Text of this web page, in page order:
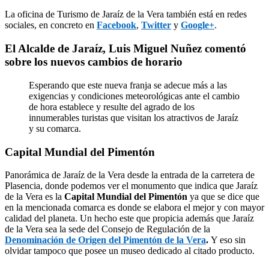
La oficina de Turismo de Jaraíz de la Vera también está en redes
sociales, en concreto en Facebook, Twitter y Google+.
El Alcalde de Jaraíz, Luis Miguel Nuñez comentó
sobre los nuevos cambios de horario
Esperando que este nueva franja se adecue más a las
exigencias y condiciones meteorológicas ante el cambio
de hora establece y resulte del agrado de los
innumerables turistas que visitan los atractivos de Jaraíz
y su comarca.
Capital Mundial del Pimentón
Panorámica de Jaraíz de la Vera desde la entrada de la carretera de
Plasencia, donde podemos ver el monumento que indica que Jaraíz
de la Vera es la Capital Mundial del Pimentón ya que se dice que
en la mencionada comarca es donde se elabora el mejor y con mayor
calidad del planeta. Un hecho este que propicia además que Jaraíz
de la Vera sea la sede del Consejo de Regulación de la
Denominación de Origen del Pimentón de la Vera. Y eso sin
olvidar tampoco que posee un museo dedicado al citado producto.